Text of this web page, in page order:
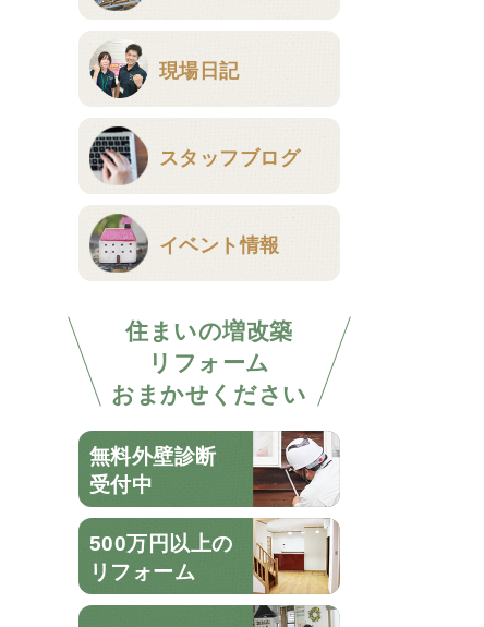
現場日記
スタッフブログ
イベント情報
住まいの増改築
リフォーム
おまかせください
無料外壁診断
受付中
500万円以上の
リフォーム